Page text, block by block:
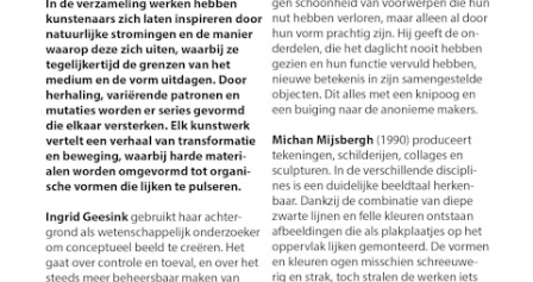
Expo what the photo | Willem Twee Den Bosch |
7 - 13 aug 2019
Expo WaardArt | Markt Geldermalsen | 11 juni -
13 aug 2019
Expo vurige tongen festival | Ruigoord | 9 - 10
juni 2019
About | Ingrid Geesink (EN)